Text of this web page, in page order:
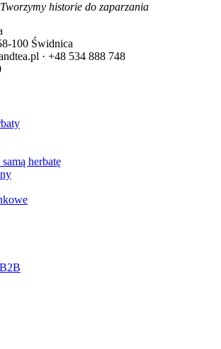
Tworzymy historie do zaparzania
100 Świdnica
· +48 534 888 748
herbatę